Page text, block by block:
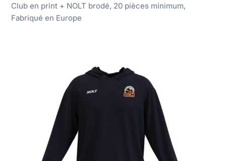
Club en print + NOLT brodé, 20 pièces minimum,
Fabriqué en Europe